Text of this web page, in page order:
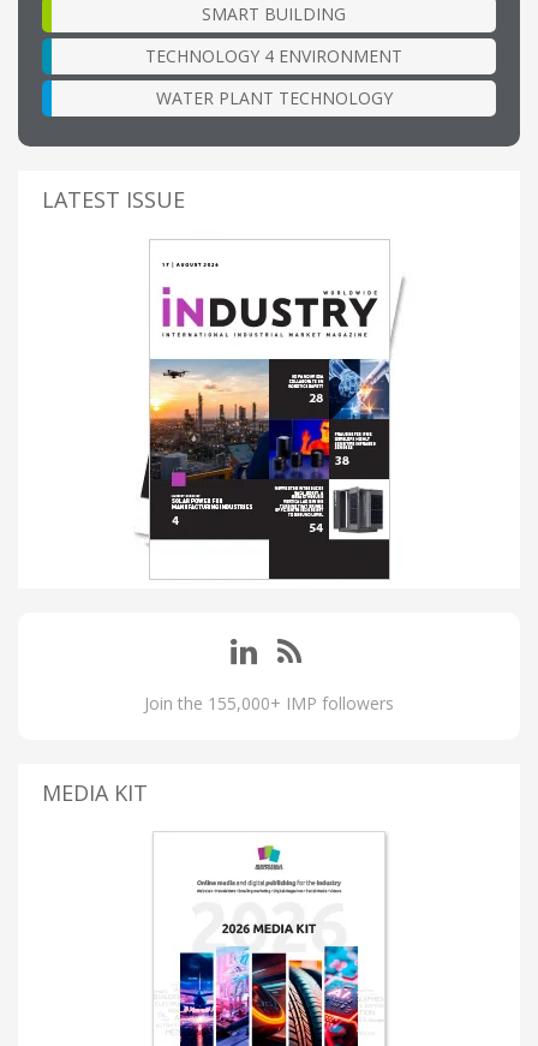
SMART BUILDING
TECHNOLOGY 4 ENVIRONMENT
WATER PLANT TECHNOLOGY
LATEST ISSUE
Join the 155,000+ IMP followers
MEDIA KIT